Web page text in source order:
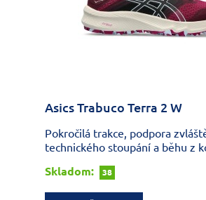
Asics Trabuco Terra 2 W
Pokročilá trakce, podpora
technického stoupání a běhu z
Skladom:
38